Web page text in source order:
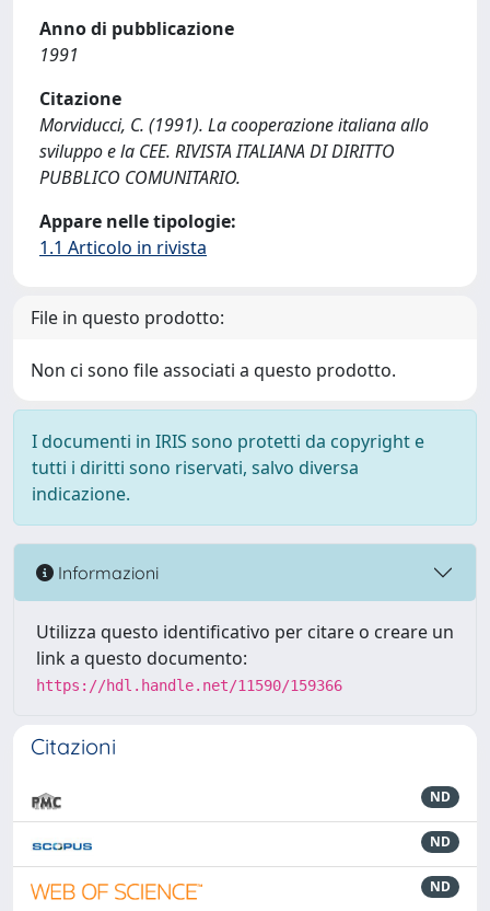
Anno di pubblicazione
1991
Citazione
Morviducci, C. (1991). La cooperazione italiana allo
sviluppo e la CEE. RIVISTA ITALIANA DI DIRITTO
PUBBLICO COMUNITARIO.
Appare nelle tipologie:
1.1 Articolo in rivista
File in questo prodotto:
Non ci sono file associati a questo prodotto.
I documenti in IRIS sono protetti da copyright e
tutti i diritti sono riservati, salvo diversa
indicazione.
Informazioni
Utilizza questo identificativo per citare o creare un
link a questo documento:
https://hdl.handle.net/11590/159366
Citazioni
ND
ND
ND